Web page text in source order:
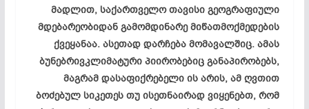
მადლით, საქართველო თავისი გეოგრაფიული
მდებარეობიდან გამომდინარე მიწათმოქმედების
ქვეყანაა. ასეთად დარჩება მომავალშიც. ამას
ბუნებრივკლიმატური პიირობებიც განაპირობებს,
მაგრამ დასაფიქრებელი ის არის, ამ ღვთით
ბოძებულ სიკეთეს თუ ისეთნაირად ვიყენებთ, რომ